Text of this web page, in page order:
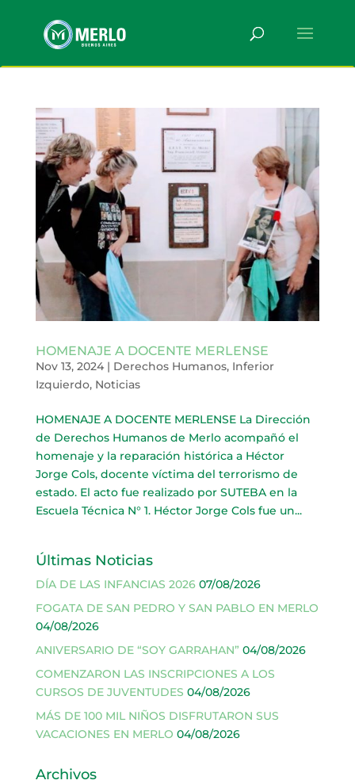
HOMENAJE A DOCENTE MERLENSE
Nov 13, 2024| Derechos Humanos, Inferior
Izquierdo, Noticias
HOMENAJE A DOCENTE MERLENSE La Dirección
de Derechos Humanos de Merlo acompañó el
homenaje y la reparación histórica a Héctor
Jorge Cols, docente víctima del terrorismo de
estado. El acto fue realizado por SUTEBA en la
Escuela Técnica N° 1. Héctor Jorge Cols fue un...
Últimas Noticias
DÍA DE LAS INFANCIAS 2026 07/08/2026
FOGATA DE SAN PEDRO Y SAN PABLO EN MERLO
04/08/2026
ANIVERSARIO DE “SOY GARRAHAN” 04/08/2026
COMENZARON LAS INSCRIPCIONES A LOS
CURSOS DE JUVENTUDES 04/08/2026
MÁS DE 100 MIL NIÑOS DISFRUTARON SUS
VACACIONES EN MERLO 04/08/2026
Archivos